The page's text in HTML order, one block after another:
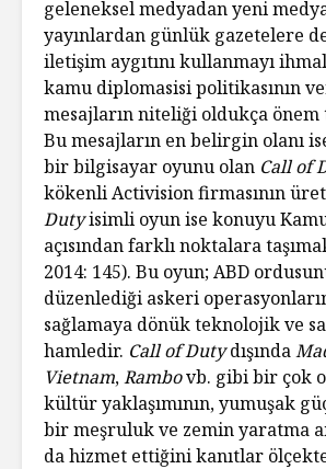
geleneksel medyadan yeni
yayınlardan günlük gazetelere
iletişim aygıtını kullanmayı
kamu diplomasisi politikasının
mesajların niteliği oldukça önem
Bu mesajların en belirgin olanı
bir bilgisayar oyunu olan Call of
kökenli Activision firmasının
Dutyisimli oyun ise konuyu
açısından farklı noktalara
2014: 145). Bu oyun; ABD
düzenlediği askeri
sağlamaya dönük teknolojik ve
hamledir. Call of Dutydışında
Vietnam,Rambovb. gibi bir çok
kültür yaklaşımının, yumuşak
bir meşruluk ve zemin yaratma
da hizmet ettiğini kanıtlar